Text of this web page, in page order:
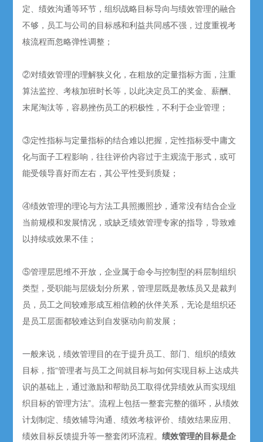
定、绩效沟通等环节，组织战略目标导向与绩效管理的融合
不够，员工与公司的目标感和利益共同感不强，过度重视考
核流程而忽略弹性调整；
②对绩效管理的理解狭义化，在粗放的定量指标方面，注重
算法监控、考核加班时长等，以此决定员工的奖金、薪酬、
末尾淘汰等，容易挫伤员工的积极性，不利于企业管理；
③定性指标与定量指标的结合难以把握，定性指标受中庸文
化与面子工程影响，往往评价内容过于主观流于形式，或可
能受领导喜好而左右，其公平性受到质疑；
④绩效管理的理论与方法工具照搬照抄，通常没有结合企业
当前规模和发展情况，或缺乏绩效管理专家的指导，导致难
以持续或效果不佳；
⑤管理层思维不开放，企业属于命令与控制型的科层制组织
类型，受职能与层级划分所累，管理层既是教练员又是裁判
员，员工之间较难形成互相信赖的伙伴关系，无论是组织还
是员工层面都较难达到自发驱动向前发展；
一般来说，绩效管理目的在于提升员工、部门、组织的绩效
目标，指“管理者与员工之间就目标与如何实现目标上达成共
识的基础上，通过激励和帮助员工取得优异绩效从而实现组
织目标的管理方法”。流程上包括一整套完整的循环，从绩效
计划制定、绩效辅导沟通、绩效考核评价、绩效结果应用、
绩效目标反馈提升等一整套闭环流程。绩效管理的目标是企